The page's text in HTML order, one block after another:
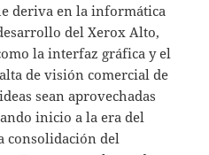
deriva en la informática
del Xerox Alto,
la interfaz gráfica y el
de visión comercial de
sean aprovechadas
inicio a la era del
consolidación del